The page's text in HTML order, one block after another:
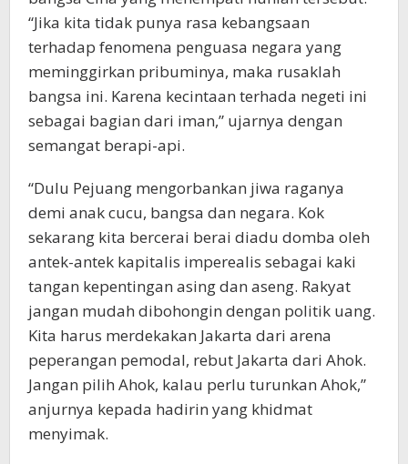
“Jika kita tidak punya rasa kebangsaan
terhadap fenomena penguasa negara yang
meminggirkan pribuminya, maka rusaklah
bangsa ini. Karena kecintaan terhada negeti ini
sebagai bagian dari iman,” ujarnya dengan
semangat berapi-api.
“Dulu Pejuang mengorbankan jiwa raganya
demi anak cucu, bangsa dan negara. Kok
sekarang kita bercerai berai diadu domba oleh
antek-antek kapitalis imperealis sebagai kaki
tangan kepentingan asing dan aseng. Rakyat
jangan mudah dibohongin dengan politik uang.
Kita harus merdekakan Jakarta dari arena
peperangan pemodal, rebut Jakarta dari Ahok.
Jangan pilih Ahok, kalau perlu turunkan Ahok,”
anjurnya kepada hadirin yang khidmat
menyimak.